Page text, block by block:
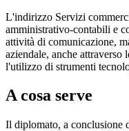
L'indirizzo Servizi
amministrativo-contabili e
attività di comunicazione,
aziendale, anche attraverso
l'utilizzo di strumenti
A cosa serve
Il diplomato, a conclusione